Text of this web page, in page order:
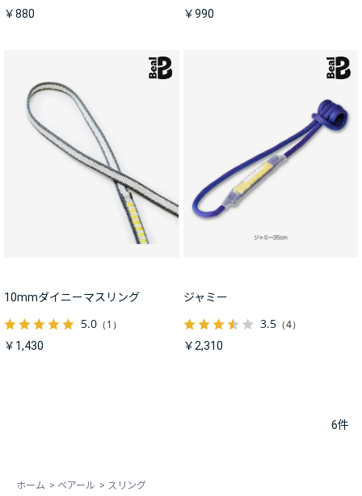
￥880 ￥990
10mmダイニーマスリング
5.0 （1）
￥1,430
ジャミー
3.5（4）
￥2,310
6件
ホーム > ベアール > スリング